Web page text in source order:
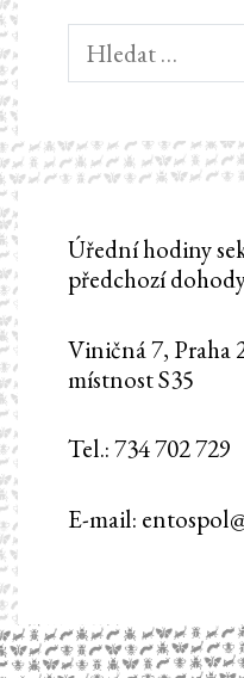
Vyhledávání
Úřední hodiny
předchozí
Viničná 7, Praha
místnost S35
Tel.: 734 702 729
E-mail: